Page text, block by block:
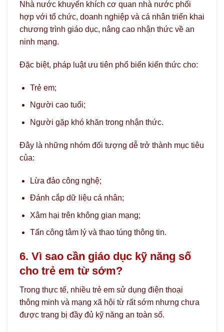
Nhà nước khuyến khích cơ quan nhà nước phối
hợp với tổ chức, doanh nghiệp và cá nhân triển khai
chương trình giáo dục, nâng cao nhận thức về an
ninh mạng.
Đặc biệt, pháp luật ưu tiên phổ biến kiến thức cho:
Trẻ em;
Người cao tuổi;
Người gặp khó khăn trong nhận thức.
Đây là những nhóm đối tượng dễ trở thành mục tiêu
của:
Lừa đảo công nghệ;
Đánh cắp dữ liệu cá nhân;
Xâm hại trên không gian mạng;
Tấn công tâm lý và thao túng thông tin.
6. Vì sao cần giáo dục kỹ năng số
cho trẻ em từ sớm?
Trong thực tế, nhiều trẻ em sử dụng điện thoại
thông minh và mạng xã hội từ rất sớm nhưng chưa
được trang bị đầy đủ kỹ năng an toàn số.